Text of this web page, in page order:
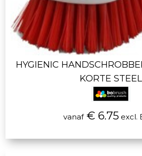
HYGIENIC
KORTE STEEL
vanaf€ 6.75 excl.